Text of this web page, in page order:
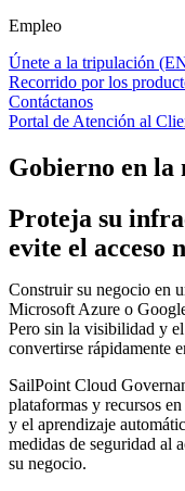
Empleo
Únete a la tripulación
Recorrido por los
Contáctanos
Portal de Atención al
Gobierno en la
Proteja su
evite el acceso
Construir su negocio en
Microsoft Azure o
Pero sin la visibilidad y
convertirse rápidamente
SailPoint Cloud
plataformas y recursos
y el aprendizaje
medidas de seguridad al
su negocio.